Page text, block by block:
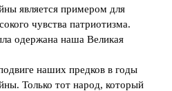
является примером для
чувства патриотизма.
одержана наша Великая
наших предков в годы
Только тот народ, который